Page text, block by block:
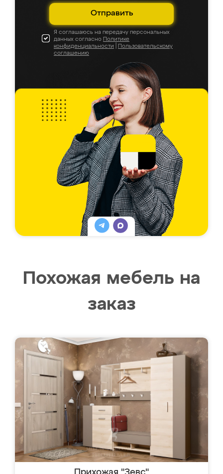
Отправить
Я соглашаюсь на передачу персональных
данных согласно Политике
конфиденциальности
Пользовательскому
соглашению
Похожая мебель на
заказ